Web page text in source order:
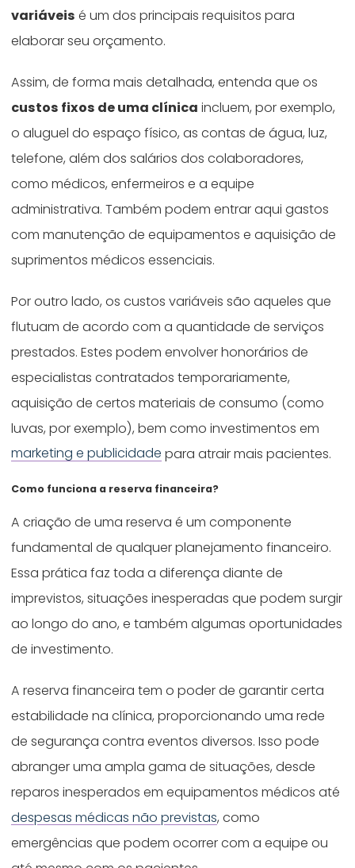
variáveis é um dos principais requisitos para
elaborar seu orçamento.
Assim, de forma mais detalhada, entenda que os
custos fixos de uma clínica incluem, por exemplo,
o aluguel do espaço físico, as contas de água, luz,
telefone, além dos salários dos colaboradores,
como médicos, enfermeiros e a equipe
administrativa. Também podem entrar aqui gastos
com manutenção de equipamentos e aquisição de
suprimentos médicos essenciais.
Por outro lado, os custos variáveis são aqueles que
flutuam de acordo com a quantidade de serviços
prestados. Estes podem envolver honorários de
especialistas contratados temporariamente,
aquisição de certos materiais de consumo (como
luvas, por exemplo), bem como investimentos em
marketing e publicidade para atrair mais pacientes.
Como funciona a reserva financeira?
A criação de uma reserva é um componente
fundamental de qualquer planejamento financeiro.
Essa prática faz toda a diferença diante de
imprevistos, situações inesperadas que podem surgir
ao longo do ano, e também algumas oportunidades
de investimento.
A reserva financeira tem o poder de garantir certa
estabilidade na clínica, proporcionando uma rede
de segurança contra eventos diversos. Isso pode
abranger uma ampla gama de situações, desde
reparos inesperados em equipamentos médicos até
despesas médicas não previstas, como
emergências que podem ocorrer com a equipe ou